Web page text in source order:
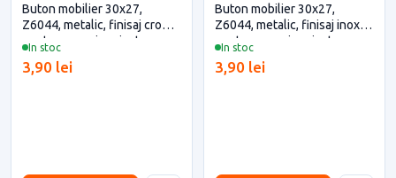
In stoc
Buton mobilier 30x27,
Z6044, metalic, finisaj crom
pentru casa si proiecte
3,90 lei
In stoc
Buton mobilier 30x27,
Z6044, metalic, finisaj inox
pentru casa si proiecte
3,90 lei